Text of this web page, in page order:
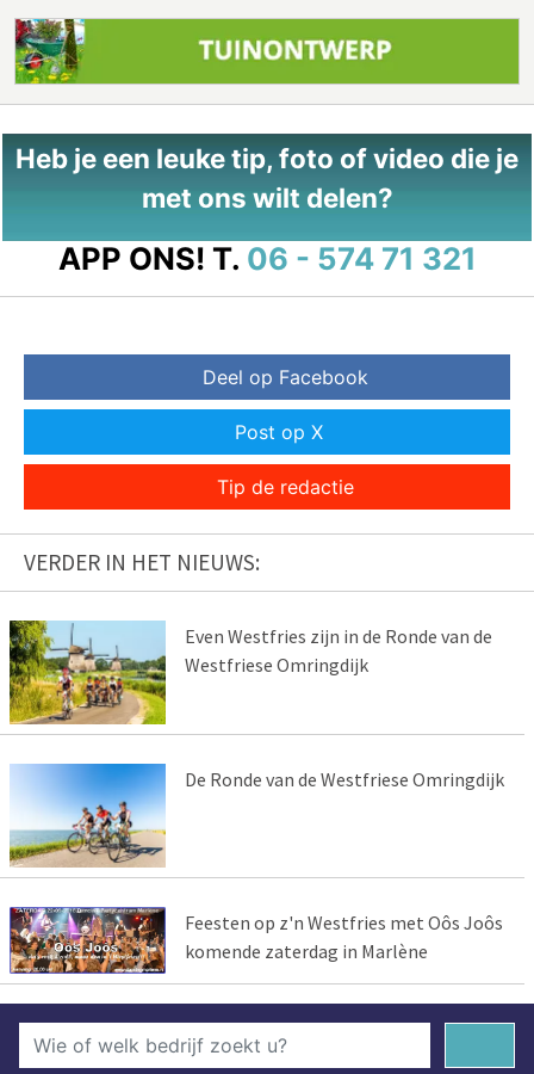
Heb je een leuke tip, foto of video die je
met ons wilt delen?
APP ONS! T. 06 - 574 71 321
Deel op Facebook
Post op X
Tip de redactie
VERDER IN HET NIEUWS:
Even Westfries zijn in de Ronde van de
Westfriese Omringdijk
De Ronde van de Westfriese Omringdijk
Feesten op z'n Westfries met Oôs Joôs
komende zaterdag in Marlène